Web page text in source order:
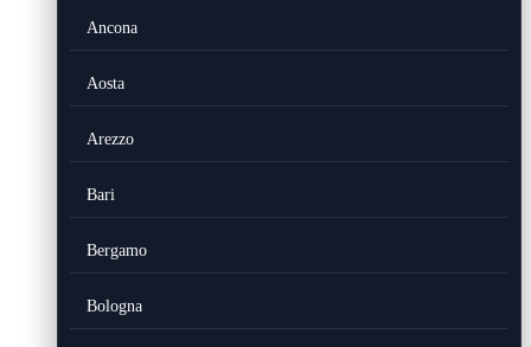
Ancona
Aosta
Arezzo
Bari
Bergamo
Bologna